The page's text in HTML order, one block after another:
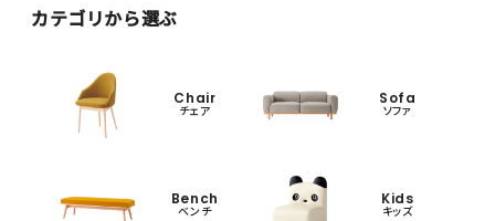
カテゴリから選ぶ
Chair
チェア
Sofa
ソファ
Bench
ベンチ
Kids
キッズ